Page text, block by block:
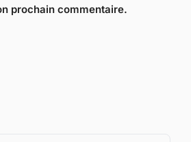
prochain commentaire.